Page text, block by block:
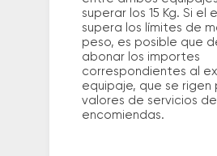
superar los 15 Kg. Si el
supera los límites de
peso, es posible que
abonar los importes
correspondientes al
equipaje, que se rigen
valores de servicios de
encomiendas.